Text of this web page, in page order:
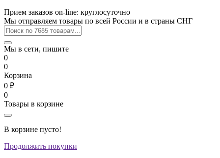
Прием заказов on-line: круглосуточно
Мы отправляем товары по всей России и в страны СНГ
Мы в сети, пишите
0
0
Корзина
0 ₽
0
Товары в корзине
В корзине пусто!
Продолжить покупки